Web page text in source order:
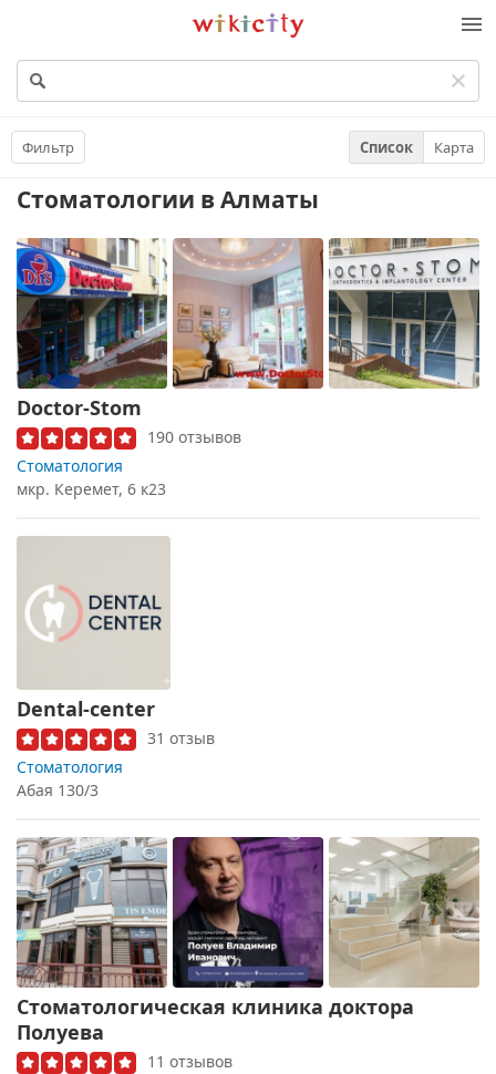
Викисити
Фильтр Список Карта
Стоматологии в Алматы
Doctor-Stom
190 отзывов
Стоматология
мкр. Керемет, 6 к23
Dental-center
31 отзыв
Стоматология
Абая 130/3
Стоматологическая клиника доктора
Полуева
11 отзывов